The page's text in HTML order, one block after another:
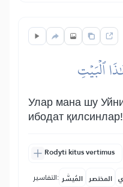
ٱلۡبَيۡتِ
Улар мана шу
ибодат қилсинлар!
Rodyti kitus vertimus
التفاسير: المُيسَّر المختصر